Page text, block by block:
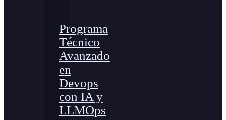
Programa
Técnico
Avanzado
en
Devops
con IA y
LLMOps